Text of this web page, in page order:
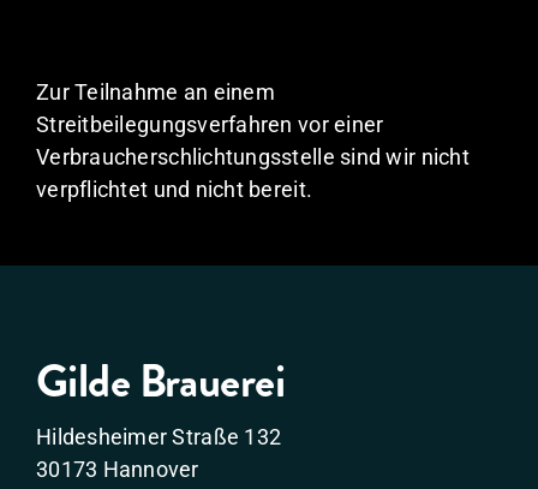
Zur Teilnahme an einem
Streitbeilegungsverfahren vor einer
Verbraucherschlichtungsstelle sind wir nicht
verpflichtet und nicht bereit.
Gilde Brauerei
Hildesheimer Straße 132
30173 Hannover